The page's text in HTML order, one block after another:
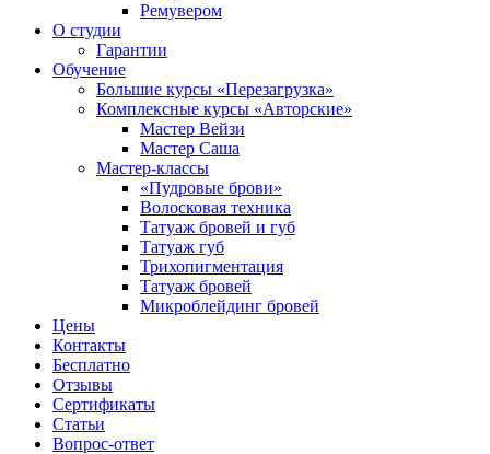
Ремувером
О студии
Гарантии
Обучение
Большие курсы «Перезагрузка»
Комплексные курсы «Авторские»
Мастер Вейзи
Мастер Саша
Мастер-классы
«Пудровые брови»
Волосковая техника
Татуаж бровей и губ
Татуаж губ
Трихопигментация
Татуаж бровей
Микроблейдинг бровей
Цены
Контакты
Бесплатно
Отзывы
Сертификаты
Статьи
Вопрос-ответ